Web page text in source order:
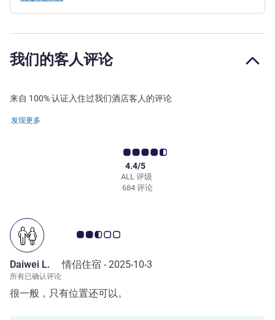
我们的客人评论
来自 100% 认证入住过我们酒店客人的评论
发现更多
ALL 评级
4.4/5
684 评论
客户意见评级 2.5/5
Daiwei L. 情侣住宿 - 2025-10-3
所有已确认评论
很一般，只有位置还可以。